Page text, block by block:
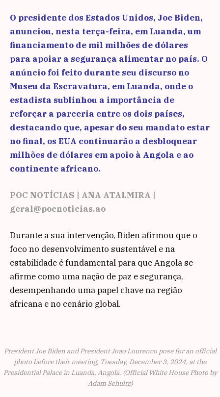
O presidente dos Estados Unidos, Joe Biden,
anunciou, nesta terça-feira, em Luanda, um
financiamento de mil milhões de dólares
para apoiar a segurança alimentar no país. O
anúncio foi feito durante seu discurso no
Museu da Escravatura, em Luanda, onde o
estadista sublinhou a importância de
reforçar a parceria entre os dois países,
destacando que, apesar do seu mandato estar
no final, os EUA continuarão a desbloquear
milhões de dólares em apoio à Angola e ao
continente africano.
POC NOTÍCIAS | ANA ATALMIRA |
geral@pocnoticias.ao
Durante a sua intervenção, Biden afirmou que o
foco no desenvolvimento sustentável e na
estabilidade é fundamental para que Angola se
afirme como uma nação de paz e segurança,
desempenhando uma papel chave na região
africana e no cenário global.
President Joe Biden and President Joao Lourenco pose for an official
photo before their meeting, Tuesday, December 3, 2024, at the
Presidential Palace in Luanda, Angola. (Official White House Photo by
Adam Schultz)